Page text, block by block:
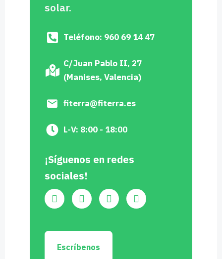
solar.
Teléfono: 960 69 14 47
C/Juan Pablo II, 27
(Manises, Valencia)
fiterra@fiterra.es
L-V: 8:00 - 18:00
¡Síguenos en redes
sociales!
Escríbenos